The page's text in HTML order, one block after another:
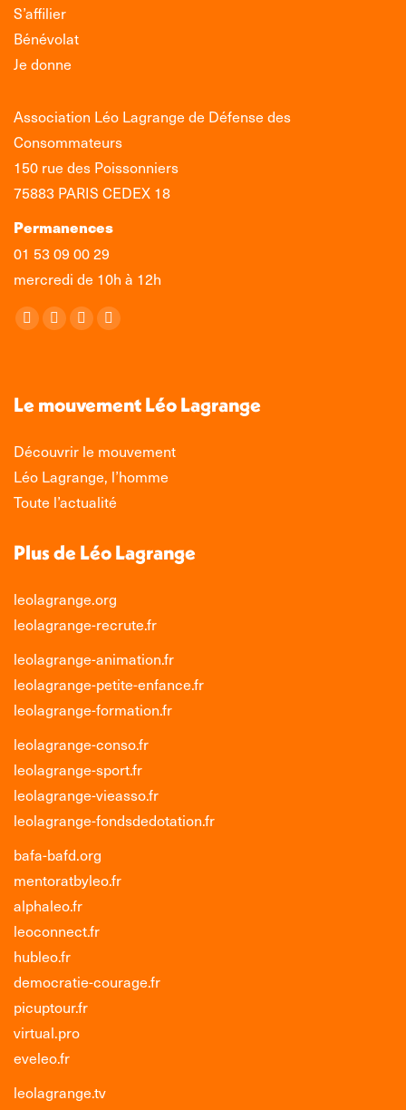
S’affilier
Bénévolat
Je donne
Association Léo Lagrange de Défense des
Consommateurs
150 rue des Poissonniers
75883 PARIS CEDEX 18
Permanences
01 53 09 00 29
mercredi de 10h à 12h
Retrouvez-nous sur :
La
s'ouvre
une
nouvelle
fenêtre
La
s'ouvre
une
fenêtre
La
s'ouvre
une
nouvelle
fenêtre
La
s'ouvre
une
nouvelle
fenêtre
Le mouvement Léo Lagrange
Découvrir le mouvement
Léo Lagrange, l’homme
Toute l’actualité
Plus de Léo Lagrange
leolagrange.org
leolagrange-recrute.fr
leolagrange-animation.fr
leolagrange-petite-enfance.fr
leolagrange-formation.fr
leolagrange-conso.fr
leolagrange-sport.fr
leolagrange-vieasso.fr
leolagrange-fondsdedotation.fr
bafa-bafd.org
mentoratbyleo.fr
alphaleo.fr
leoconnect.fr
hubleo.fr
democratie-courage.fr
picuptour.fr
virtual.pro
eveleo.fr
leolagrange.tv